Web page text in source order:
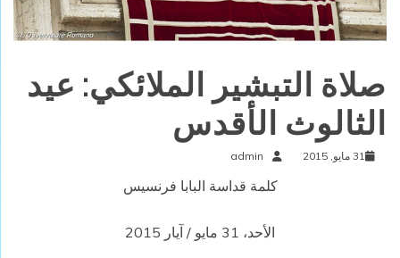
صلاة التبشير الملائكي: عيد
الثالوث الأقدس
31 مايو, 2015 admin
كلمة قداسة البابا فرنسيس
الأحد، 31 مايو / آيار 2015